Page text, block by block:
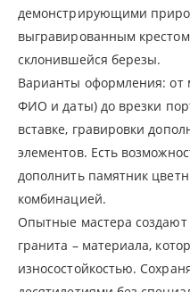
демонстрирующими
выгравированным
склонившейся березы.
Варианты оформления: от
ФИО и даты) до врезки
вставке, гравировки
элементов. Есть
дополнить памятник
комбинацией.
Опытные мастера создают
гранита – материала,
износостойкостью.